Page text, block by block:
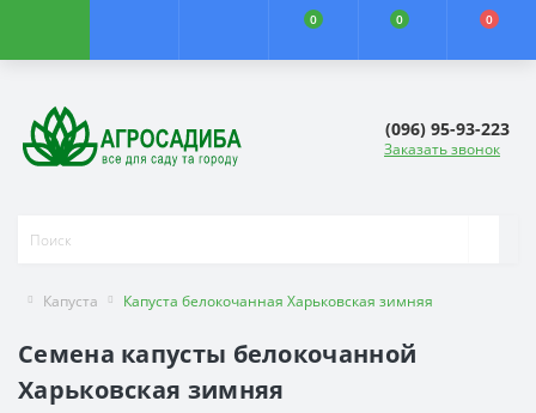
0 0 0
(096) 95-93-223
Заказать звонок
Капуста Капуста белокочанная Харьковская зимняя
Семена капусты белокочанной
Харьковская зимняя